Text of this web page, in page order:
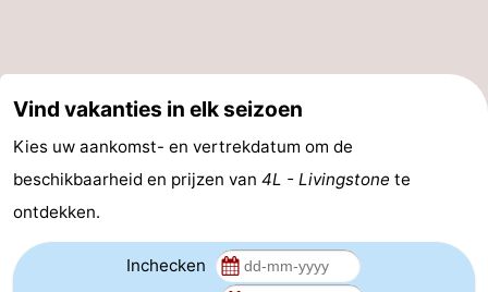
Nieuws
Medische
Vind vakanties in elk seizoen
Kies uw aankomst- en vertrekdatum om de
beschikbaarheid en prijzen van 4L - Livingstone te
ontdekken.
Inchecken